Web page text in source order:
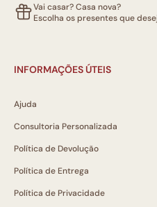
Vai casar? Casa nova?
Escolha os presentes que
INFORMAÇÕES ÚTEIS
Ajuda
Consultoria Personalizada
Política de Devolução
Política de Entrega
Política de Privacidade